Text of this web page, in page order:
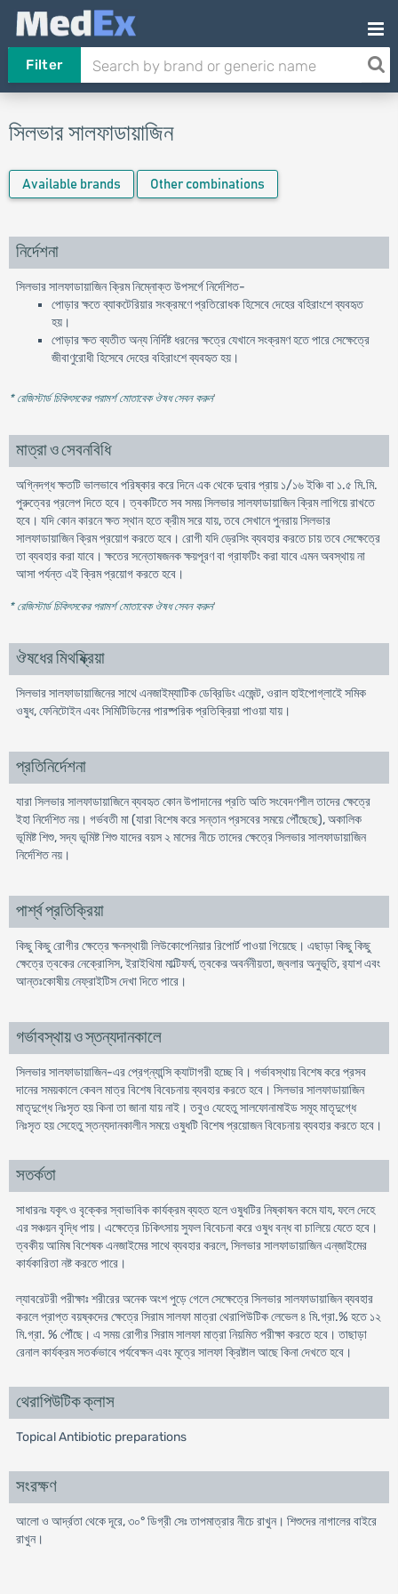
Filter
সিলভার সালফাডায়াজিন
Available brands Other combinations
নির্দেশনা
সিলভার সালফাডায়াজিন ক্রিম নিম্নোক্ত উপসর্গে নির্দেশিত-
পোড়ার ক্ষতে ব্যাকটেরিয়ার সংক্রমণে প্রতিরোধক হিসেবে দেহের বহিরাংশে ব্যবহৃত
হয়।
পোড়ার ক্ষত ব্যতীত অন্য নির্দিষ্ট ধরনের ক্ষত্রে যেখানে সংক্রমণ হতে পারে সেক্ষেত্রে
জীবাণুরোধী হিসেবে দেহের বহিরাংশে ব্যবহৃত হয়।
* রেজিস্টার্ড চিকিৎসকের পরামর্শ মোতাবেক ঔষধ সেবন করুন'
মাত্রা ও সেবনবিধি
অগ্নিদগ্ধ ক্ষতটি ভালভাবে পরিষ্কার করে দিনে এক থেকে দুবার প্রায় ১/১৬ ইঞ্চি বা ১.৫ মি.মি.
পুরুত্বের প্রলেপ দিতে হবে। ত্বকটিতে সব সময় সিলভার সালফাডায়াজিন ক্রিম লাগিয়ে রাখতে
হবে। যদি কোন কারনে ক্ষত স্থান হতে ক্রীম সরে যায়, তবে সেখানে পুনরায় সিলভার
সালফাডায়াজিন ক্রিম প্রয়োগ করতে হবে। রোগী যদি ড্রেসিং ব্যবহার করতে চায় তবে সেক্ষেত্রে
তা ব্যবহার করা যাবে। ক্ষতের সন্তোষজনক ক্ষয়পূরণ বা গ্রাফটিং করা যাবে এমন অবস্থায় না
আসা পর্যন্ত এই ক্রিম প্রয়োগ করতে হবে।
* রেজিস্টার্ড চিকিৎসকের পরামর্শ মোতাবেক ঔষধ সেবন করুন'
ঔষধের মিথষ্ক্রিয়া
সিলভার সালফাডায়াজিনের সাথে এনজাইম্যাটিক ডেব্রিডিং এজেন্ট, ওরাল হাইপোগ্লাইে সমিক
ওষুধ, ফেনিটোইন এবং সিমিটিডিনের পারষ্পরিক প্রতিক্রিয়া পাওয়া যায়।
প্রতিনির্দেশনা
যারা সিলভার সালফাডায়াজিনে ব্যবহৃত কোন উপাদানের প্রতি অতি সংবেদণশীল তাদের ক্ষেত্রে
ইহা নির্দেশিত নয়। গর্ভবতী মা (যারা বিশেষ করে সন্তান প্রসবের সময়ে পৌঁছেছে), অকালিক
ভূমিষ্ট শিশু, সদ্য ভূমিষ্ট শিশু যাদের বয়স ২ মাসের নীচে তাদের ক্ষেত্রে সিলভার সালফাডায়াজিন
নির্দেশিত নয়।
পার্শ্ব প্রতিক্রিয়া
কিছু কিছু রোগীর ক্ষেত্রে ক্ষনস্থায়ী লিউকোপেনিয়ার রিপোর্ট পাওয়া গিয়েছে। এছাড়া কিছু কিছু
ক্ষেত্রে ত্বকের নেক্রোসিস, ইরাইথিমা মাল্টিফর্ম, ত্বকের অবর্ননীয়তা, জ্বলার অনুভূতি, র‌্যাশ এবং
আন্তঃকোষীয় নেফ্রাইটিস দেখা দিতে পারে।
গর্ভাবস্থায় ও স্তন্যদানকালে
সিলভার সালফাডায়াজিন-এর প্রেগ্‌ন্যান্সি ক্যাটাগরী হচ্ছে বি। গর্ভাবস্থায় বিশেষ করে প্রসব
দানের সময়কালে কেবল মাত্র বিশেষ বিবেচনায় ব্যবহার করতে হবে। সিলভার সালফাডায়াজিন
মাতৃদুগ্ধে নিঃসৃত হয় কিনা তা জানা যায় নাই। তবুও যেহেতু সালফোনামাইড সমূহ মাতৃদুগ্ধে
নিঃসৃত হয় সেহেতু স্তন্যদানকালীন সময়ে ওষুধটি বিশেষ প্রয়োজন বিবেচনায় ব্যবহার করতে হবে।
সতর্কতা
সাধারনঃ যকৃৎ ও বৃক্কের স্বাভাবিক কার্যক্রম ব্যহত হলে ওষুধটির নিষ্কাষন কমে যায, ফলে দেহে
এর সঞ্চয়ন বৃদ্ধি পায়। এক্ষেত্রে চিকিৎসায় সুফল বিবেচনা করে ওষুধ বন্ধ বা চালিয়ে যেতে হবে।
ত্বকীয় আমিষ বিশেষক এনজাইমের সাথে ব্যবহার করলে, সিলভার সালফাডায়াজিন এন্‌জাইমের
কার্যকারিতা নষ্ট করতে পারে।
ল্যাবরেটরী পরীক্ষাঃ শরীরের অনেক অংশ পুড়ে গেলে সেক্ষেত্রে সিলভার সালফাডায়াজিন ব্যবহার
করলে প্রাপ্ত বয়ষ্কদের ক্ষেত্রে সিরাম সালফা মাত্রা থেরাপিউটিক লেভেল ৪ মি.গ্রা.% হতে ১২
মি.গ্রা. % পৌঁছে। এ সময় রোগীর সিরাম সালফা মাত্রা নিয়মিত পরীক্ষা করতে হবে। তাছাড়া
রেনাল কার্যক্রম সতর্কভাবে পর্যবেক্ষন এবং মূত্রে সালফা ক্রিষ্টাল আছে কিনা দেখতে হবে।
থেরাপিউটিক ক্লাস
Topical Antibiotic preparations
সংরক্ষণ
আলো ও আর্দ্রতা থেকে দূরে, ৩০° ডিগ্রী সেঃ তাপমাত্রার নীচে রাখুন। শিশুদের নাগালের বাইরে
রাখুন।